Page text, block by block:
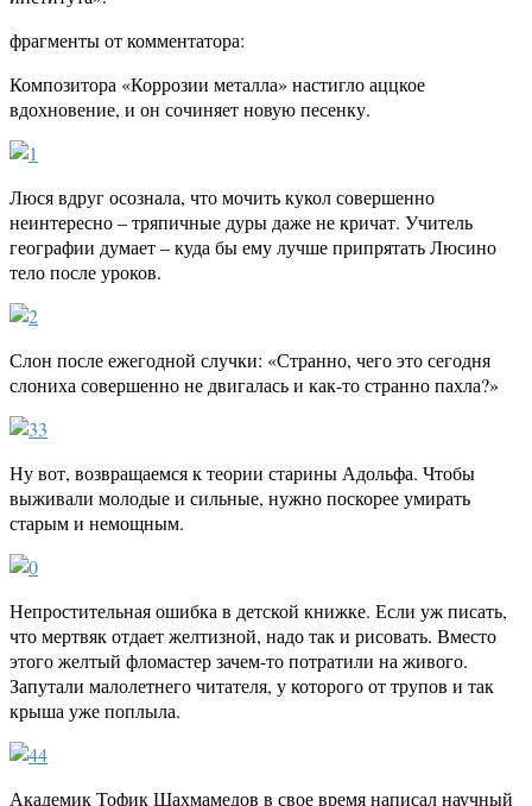
фрагменты от комментатора:
Композитора «Коррозии металла» настигло аццкое
вдохновение, и он сочиняет новую песенку.
Люся вдруг осознала, что мочить кукол совершенно
неинтересно – тряпичные дуры даже не кричат. Учитель
географии думает – куда бы ему лучше припрятать Люсино
тело после уроков.
Слон после ежегодной случки: «Странно, чего это сегодня
слониха совершенно не двигалась и как-то странно пахла?»
Ну вот, возвращаемся к теории старины Адольфа. Чтобы
выживали молодые и сильные, нужно поскорее умирать
старым и немощным.
Непростительная ошибка в детской книжке. Если уж писать,
что мертвяк отдает желтизной, надо так и рисовать. Вместо
этого желтый фломастер зачем-то потратили на живого.
Запутали малолетнего читателя, у которого от трупов и так
крыша уже поплыла.
Академик Тофик Шахмамедов в свое время написал научный